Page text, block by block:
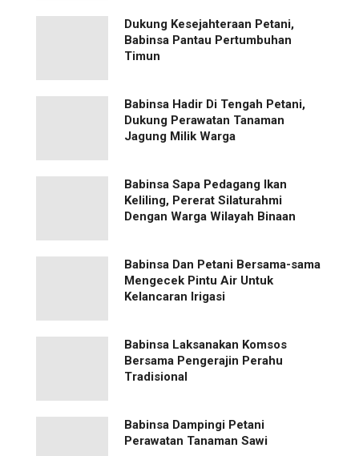
Dukung Kesejahteraan Petani,
Babinsa Pantau Pertumbuhan
Timun
Babinsa Hadir Di Tengah Petani,
Dukung Perawatan Tanaman
Jagung Milik Warga
Babinsa Sapa Pedagang Ikan
Keliling, Pererat Silaturahmi
Dengan Warga Wilayah Binaan
Babinsa Dan Petani Bersama-sama
Mengecek Pintu Air Untuk
Kelancaran Irigasi
Babinsa Laksanakan Komsos
Bersama Pengerajin Perahu
Tradisional
Babinsa Dampingi Petani
Perawatan Tanaman Sawi